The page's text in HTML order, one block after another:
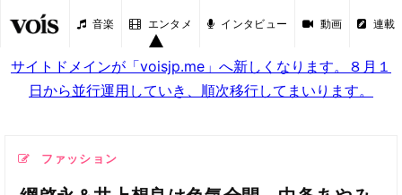
音楽 エンタメ インタビュー 動画 連載
サイトドメインが「voisjp.me」へ新しくなります。８月１
日から並行運用していき、順次移行してまいります。
ファッション